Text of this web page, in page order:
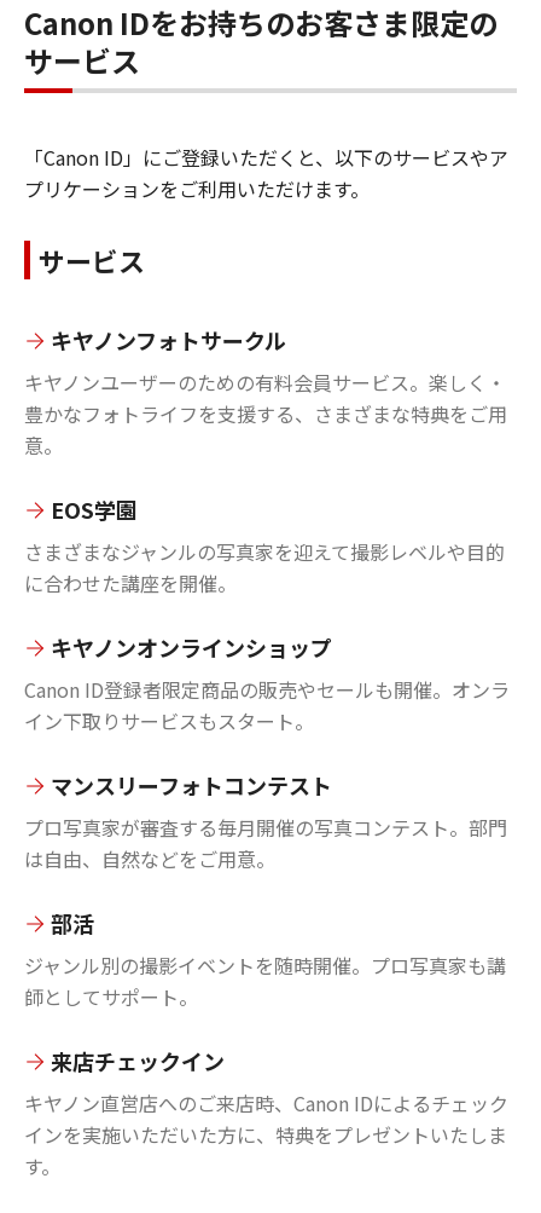
Canon IDをお持ちのお客さま限定の
サービス
「Canon ID」にご登録いただくと、以下のサービスやア
プリケーションをご利用いただけます。
サービス
キヤノンフォトサークル
キヤノンユーザーのための有料会員サービス。楽しく・
豊かなフォトライフを支援する、さまざまな特典をご用
意。
EOS学園
さまざまなジャンルの写真家を迎えて撮影レベルや目的
に合わせた講座を開催。
キヤノンオンラインショップ
Canon ID登録者限定商品の販売やセールも開催。オンラ
イン下取りサービスもスタート。
マンスリーフォトコンテスト
プロ写真家が審査する毎月開催の写真コンテスト。部門
は自由、自然などをご用意。
部活
ジャンル別の撮影イベントを随時開催。プロ写真家も講
師としてサポート。
来店チェックイン
キヤノン直営店へのご来店時、Canon IDによるチェック
インを実施いただいた方に、特典をプレゼントいたしま
す。